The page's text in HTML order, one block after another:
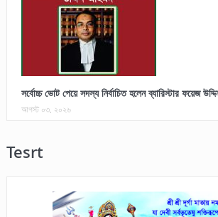
সর্বোচ্চ ভোট পেয়ে সদস্য নির্বাচিত হলেন ব্যারিস্টার ফয়েজ
আগস্ট ০৩, ২০২৬
Tesrt